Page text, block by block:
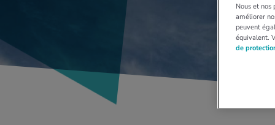
Nous et
améliorer
peuvent
équivalent.
de